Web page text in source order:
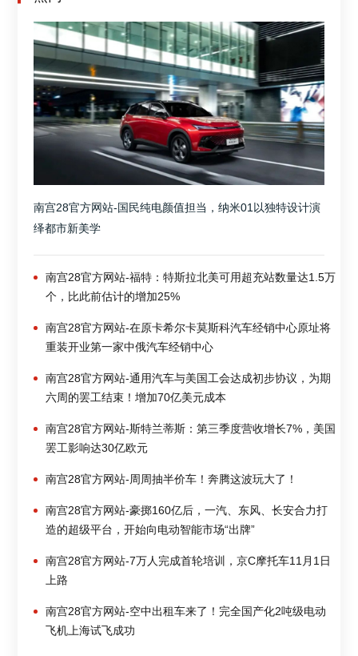
南宫28官方网站-国民纯电颜值担当，纳米01以独特设计演
绎都市新美学
南宫28官方网站-福特：特斯拉北美可用超充站数量达1.5万
个，比此前估计的增加25%
南宫28官方网站-在原卡希尔卡莫斯科汽车经销中心原址将
重装开业第一家中俄汽车经销中心
南宫28官方网站-通用汽车与美国工会达成初步协议，为期
六周的罢工结束！增加70亿美元成本
南宫28官方网站-斯特兰蒂斯：第三季度营收增长7%，美国
罢工影响达30亿欧元
南宫28官方网站-周周抽半价车！奔腾这波玩大了！
南宫28官方网站-豪掷160亿后，一汽、东风、长安合力打
造的超级平台，开始向电动智能市场“出牌”
南宫28官方网站-7万人完成首轮培训，京C摩托车11月1日
上路
南宫28官方网站-空中出租车来了！完全国产化2吨级电动
飞机上海试飞成功